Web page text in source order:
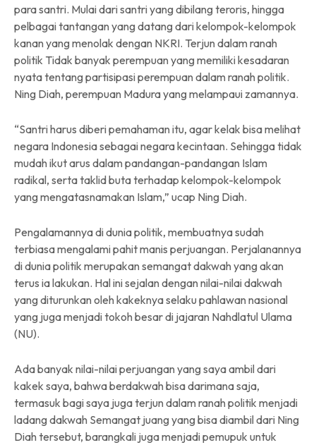
para santri. Mulai dari santri yang dibilang teroris, hingga
pelbagai tantangan yang datang dari kelompok-kelompok
kanan yang menolak dengan NKRI. Terjun dalam ranah
politik Tidak banyak perempuan yang memiliki kesadaran
nyata tentang partisipasi perempuan dalam ranah politik.
Ning Diah, perempuan Madura yang melampaui zamannya.
“Santri harus diberi pemahaman itu, agar kelak bisa melihat
negara Indonesia sebagai negara kecintaan. Sehingga tidak
mudah ikut arus dalam pandangan-pandangan Islam
radikal, serta taklid buta terhadap kelompok-kelompok
yang mengatasnamakan Islam,” ucap Ning Diah.
Pengalamannya di dunia politik, membuatnya sudah
terbiasa mengalami pahit manis perjuangan. Perjalanannya
di dunia politik merupakan semangat dakwah yang akan
terus ia lakukan. Hal ini sejalan dengan nilai-nilai dakwah
yang diturunkan oleh kakeknya selaku pahlawan nasional
yang juga menjadi tokoh besar di jajaran Nahdlatul Ulama
(NU).
Ada banyak nilai-nilai perjuangan yang saya ambil dari
kakek saya, bahwa berdakwah bisa darimana saja,
termasuk bagi saya juga terjun dalam ranah politik menjadi
ladang dakwah Semangat juang yang bisa diambil dari Ning
Diah tersebut, barangkali juga menjadi pemupuk untuk